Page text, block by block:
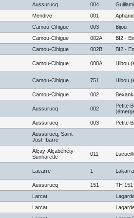
Aussurucq 004
Mendive 001
Camou-Cihigue 003 Bijou
Camou-Cihigue 002A BI2 -
Camou-Cihigue 002B BI2 -
Camou-Cihigue 008A Hibou
Camou-Cihigue 751 Hibou
Camou-Cihigue 002
Aussurucq 002
Petite
Aussurucq 003 Petite
Aussurucq, Saint-
Just-Ibarre
Alçay-Alçabéhéty-
Sunharette
011
Lacarre 1 Lakarra
Aussurucq 151 TH 151
Larcat
Larcat